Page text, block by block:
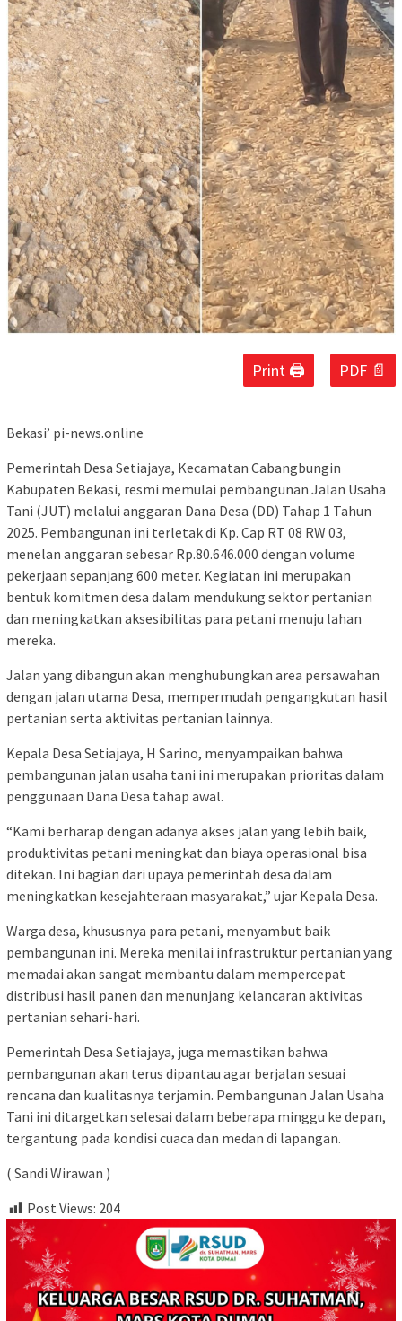
Print 🖨 PDF 📄
Bekasi’ pi-news.online
Pemerintah Desa Setiajaya, Kecamatan Cabangbungin
Kabupaten Bekasi, resmi memulai pembangunan Jalan Usaha
Tani (JUT) melalui anggaran Dana Desa (DD) Tahap 1 Tahun
2025. Pembangunan ini terletak di Kp. Cap RT 08 RW 03,
menelan anggaran sebesar Rp.80.646.000 dengan volume
pekerjaan sepanjang 600 meter. Kegiatan ini merupakan
bentuk komitmen desa dalam mendukung sektor pertanian
dan meningkatkan aksesibilitas para petani menuju lahan
mereka.
Jalan yang dibangun akan menghubungkan area persawahan
dengan jalan utama Desa, mempermudah pengangkutan hasil
pertanian serta aktivitas pertanian lainnya.
Kepala Desa Setiajaya, H Sarino, menyampaikan bahwa
pembangunan jalan usaha tani ini merupakan prioritas dalam
penggunaan Dana Desa tahap awal.
“Kami berharap dengan adanya akses jalan yang lebih baik,
produktivitas petani meningkat dan biaya operasional bisa
ditekan. Ini bagian dari upaya pemerintah desa dalam
meningkatkan kesejahteraan masyarakat,” ujar Kepala Desa.
Warga desa, khususnya para petani, menyambut baik
pembangunan ini. Mereka menilai infrastruktur pertanian yang
memadai akan sangat membantu dalam mempercepat
distribusi hasil panen dan menunjang kelancaran aktivitas
pertanian sehari-hari.
Pemerintah Desa Setiajaya, juga memastikan bahwa
pembangunan akan terus dipantau agar berjalan sesuai
rencana dan kualitasnya terjamin. Pembangunan Jalan Usaha
Tani ini ditargetkan selesai dalam beberapa minggu ke depan,
tergantung pada kondisi cuaca dan medan di lapangan.
( Sandi Wirawan )
Post Views: 204